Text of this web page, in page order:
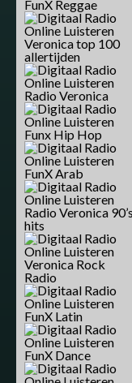
FunX Reggae
Veronica top 100
allertijden
Radio Veronica
Funx Hip Hop
FunX Arab
Radio Veronica 90’s
hits
Veronica Rock
Radio
FunX Latin
FunX Dance